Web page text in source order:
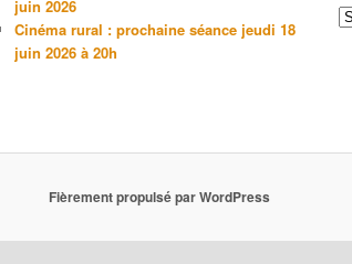
juin 2026
Cinéma rural : prochaine séance jeudi 18
juin 2026 à 20h
Fièrement propulsé par WordPress